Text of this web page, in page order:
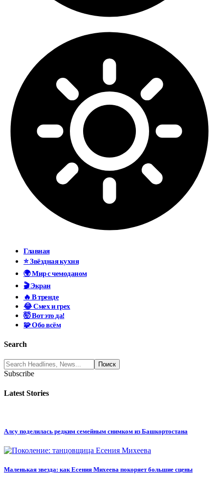
Главная
⭐ Звёздная кухня
🌍 Мир с чемоданом
🎬 Экран
🔥 В тренде
😂 Смех и грех
🤯 Вот это да!
🧩 Обо всём
Search
Subscribe
Latest Stories
Алсу поделилась редким семейным снимком из Башкортостана
Маленькая звезда: как Есения Михеева покоряет большие сцены